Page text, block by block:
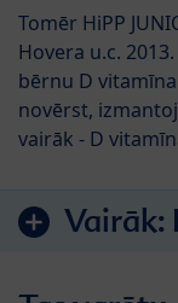
Tomēr HiPP
Hovera u.c.
bērnu D
novērst,
vairāk - D
Vairāk: